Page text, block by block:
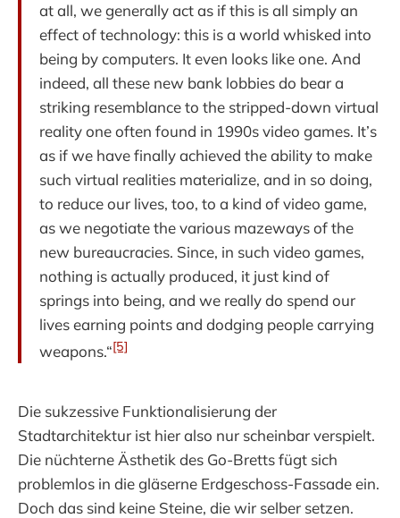
at all, we generally act as if this is all simply an
effect of technology: this is a world whisked into
being by computers. It even looks like one. And
indeed, all these new bank lobbies do bear a
striking resemblance to the stripped-down virtual
reality one often found in 1990s video games. It’s
as if we have finally achieved the ability to make
such virtual realities materialize, and in so doing,
to reduce our lives, too, to a kind of video game,
as we negotiate the various mazeways of the
new bureaucracies. Since, in such video games,
nothing is actually produced, it just kind of
springs into being, and we really do spend our
lives earning points and dodging people carrying
weapons.“[5]
Die sukzessive Funktionalisierung der
Stadtarchitektur ist hier also nur scheinbar verspielt.
Die nüchterne Ästhetik des Go-Bretts fügt sich
problemlos in die gläserne Erdgeschoss-Fassade ein.
Doch das sind keine Steine, die wir selber setzen.